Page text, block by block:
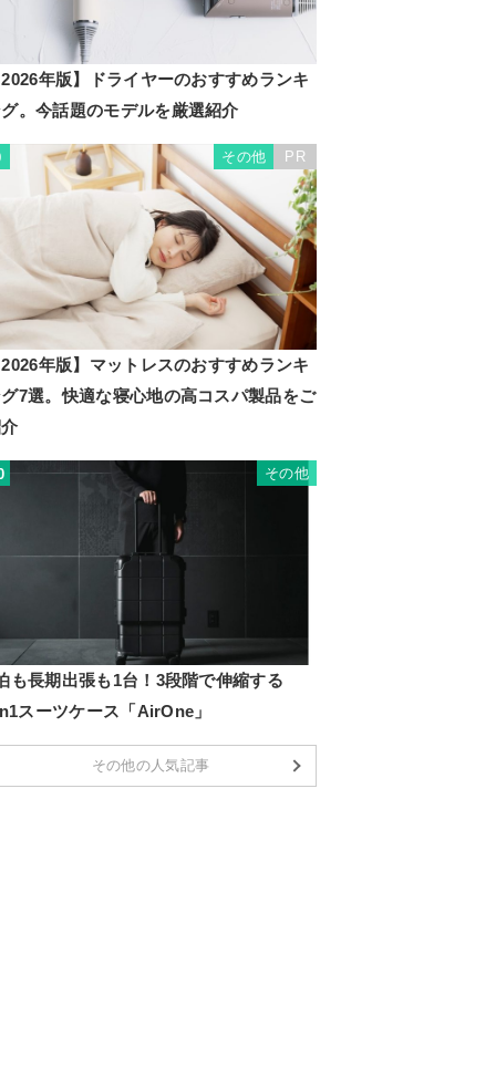
年版】ドライヤーのおすすめランキ
。今話題のモデルを厳選紹介
その他 PR
年版】マットレスのおすすめランキ
7選。快適な寝心地の高コスパ製品をご
その他
も長期出張も1台！3段階で伸縮する
スーツケース「AirOne」
その他の人気記事